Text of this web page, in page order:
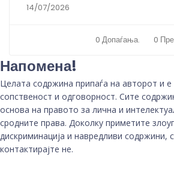
14/07/2026
0 Допаѓања. 0
Напомена!
Целата содржина припаѓа на авторот и е
сопственост и одговорност. Сите
основа на правото за лична и
сродните права. Доколку приметите
дискриминација и навредливи содржини,
контактирајте не.